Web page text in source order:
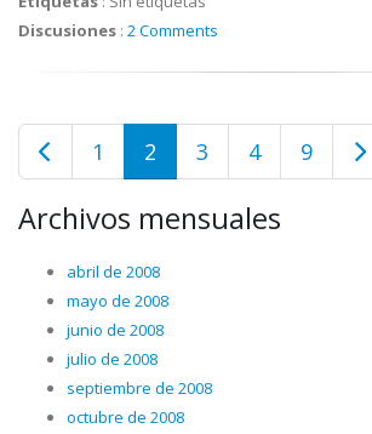
Discusiones : 2 Comments
1 2 3 4 9
Archivos mensuales
abril de 2008
mayo de 2008
junio de 2008
julio de 2008
septiembre de 2008
octubre de 2008